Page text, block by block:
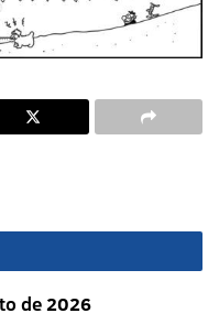
de 2026